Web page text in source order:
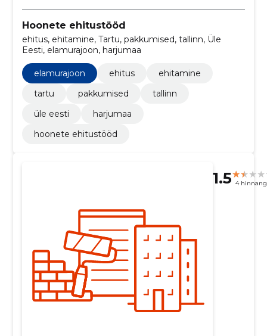
Hoonete ehitustööd
ehitus, ehitamine, Tartu, pakkumised, tallinn, Üle
Eesti, elamurajoon, harjumaa
elamurajoon ehitus
ehitamine
tartu
pakkumised
tallinn
üle eesti
harjumaa
hoonete ehitustööd
1.5 4